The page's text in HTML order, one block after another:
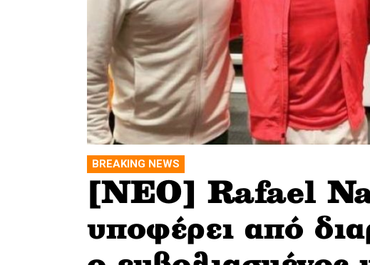
BREAKING NEWS
[ΝΕΟ] Rafael
υποφέρει από